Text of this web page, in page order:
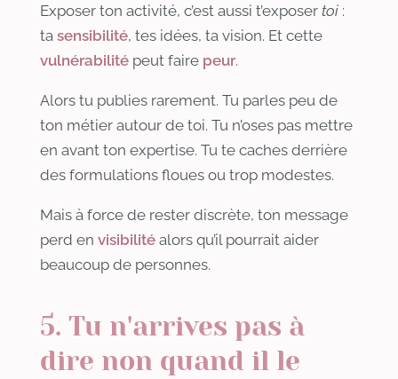
Exposer ton activité, c’est aussi t’exposer toi :
ta sensibilité, tes idées, ta vision. Et cette
vulnérabilité peut faire peur.
Alors tu publies rarement. Tu parles peu de
ton métier autour de toi. Tu n’oses pas mettre
en avant ton expertise. Tu te caches derrière
des formulations floues ou trop modestes.
Mais à force de rester discrète, ton message
perd en visibilité alors qu’il pourrait aider
beaucoup de personnes.
5. Tu n'arrives pas à
dire non quand il le